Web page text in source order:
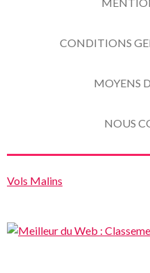
CONDITIONS
MOYENS
NOUS
Vols Malins